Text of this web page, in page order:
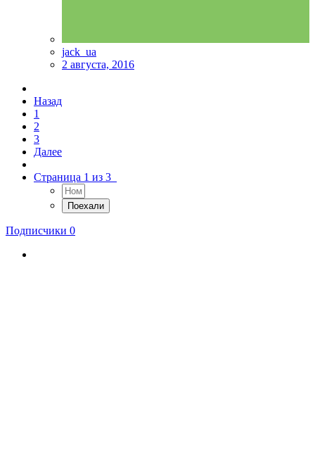
jack_ua
2 августа, 2016
Назад
1
2
3
Далее
Страница 1 из 3
Подписчики 0